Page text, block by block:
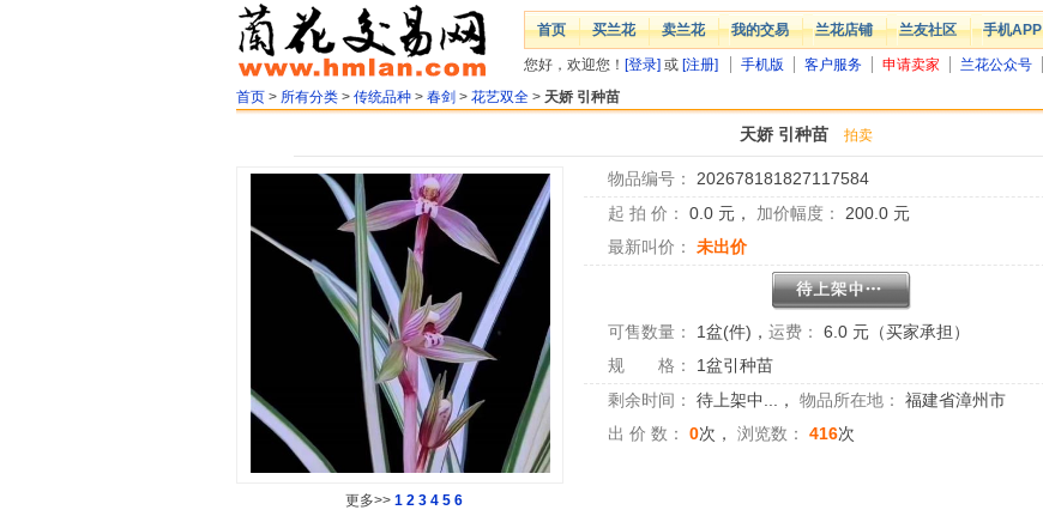
首页 买兰花 卖兰花 我的交易 兰花店铺 兰友社区 手机APP
您好，欢迎您！ [登录] 或 [注册] 手机版 客户服务 申请卖家 兰花公众号
首页 > 所有分类 > 传统品种 > 春剑 > 花艺双全 > 天娇 引种苗
天娇 引种苗 拍卖
更多>> 1 2 3 4 5 6
物品编号：
202678181827117584
起 拍 价：
0.0 元， 加价幅度： 200.0 元
最新叫价：
未出价
可售数量： 1盆(件) ， 运费：
6.0 元（买家承担）
规 格：
1盆引种苗
剩余时间：
待上架中... ， 物品所在地：
福建省漳州市
出 价 数：
0次， 浏览数： 416次